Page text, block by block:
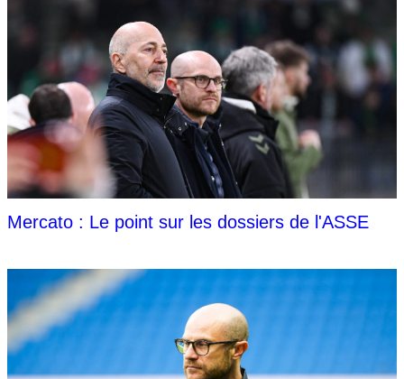
Mercato : Le point sur les dossiers de l'ASSE